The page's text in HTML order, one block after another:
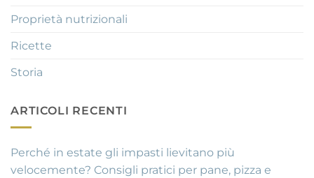
Proprietà nutrizionali
Ricette
Storia
ARTICOLI RECENTI
Perché in estate gli impasti lievitano più
velocemente? Consigli pratici per pane, pizza e